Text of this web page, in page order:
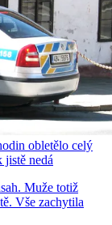
obletělo celý
jistě nedá
Muže totiž
Vše zachytila